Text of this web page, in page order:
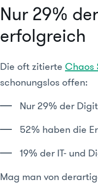
Nur 29%
erfolgreich
Die oft zitierte Chaos
schonungslos offen:
Nur 29% der
52% haben die
19% der IT- und
Mag man von